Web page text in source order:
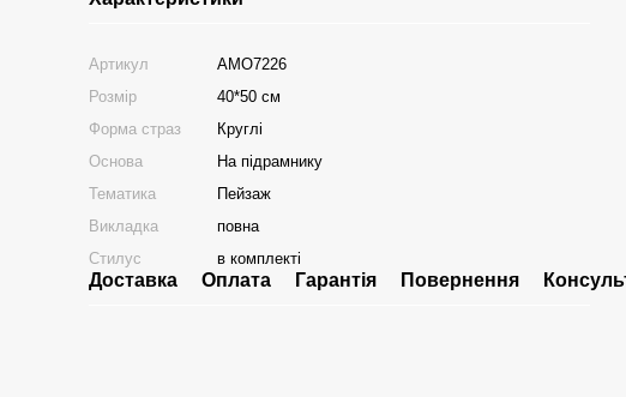
Артикул
AMO7226
Розмір
40*50 см
Форма страз
Круглі
Основа
На підрамнику
Тематика
Пейзаж
Викладка
повна
Стилус
в комплекті
Доставка Оплата Гарантія Повернення